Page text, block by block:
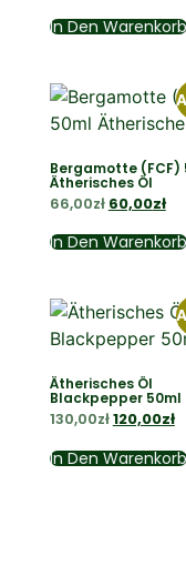
In Den Warenkorb
Bergamotte (FCF)
Ätherisches Öl
66,00zł 60,00zł
In Den Warenkorb
Ätherisches Öl
Blackpepper 50ml
130,00zł120,00zł
In Den Warenkorb